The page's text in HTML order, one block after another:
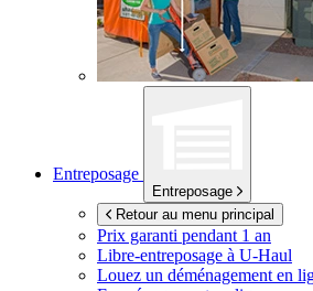
Entreposage
Entreposage
Retour au menu principal
Prix garanti pendant 1 an
Libre-entreposage à U-Haul
Louez un déménagement en